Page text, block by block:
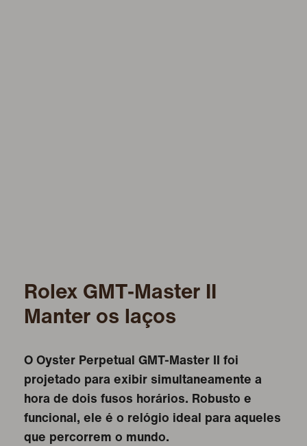
Rolex GMT‑Master II
Manter os laços
O Oyster Perpetual GMT-Master II foi
projetado para exibir simultaneamente a
hora de dois fusos horários. Robusto e
funcional, ele é o relógio ideal para aqueles
que percorrem o mundo.